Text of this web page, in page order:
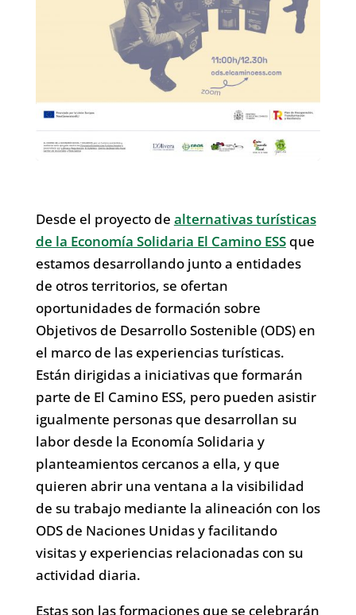
Desde el proyecto de alternativas turísticas
de la Economía Solidaria El Camino ESSque
estamos desarrollando junto a entidades
de otros territorios, se ofertan
oportunidades de formación sobre
Objetivos de Desarrollo Sostenible (ODS) en
el marco de las experiencias turísticas.
Están dirigidas a iniciativas que formarán
parte de El Camino ESS, pero pueden asistir
igualmente personas que desarrollan su
labor desde la Economía Solidaria y
planteamientos cercanos a ella, y que
quieren abrir una ventana a la visibilidad
de su trabajo mediante la alineación con los
ODS de Naciones Unidas y facilitando
visitas y experiencias relacionadas con su
actividad diaria.
Estas son las formaciones que se celebrarán